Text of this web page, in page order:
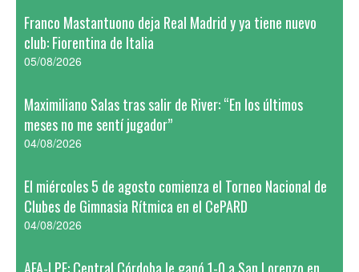
Franco Mastantuono deja Real Madrid y ya tiene nuevo
club: Fiorentina de Italia
05/08/2026
Maximiliano Salas tras salir de River: “En los últimos
meses no me sentí jugador”
04/08/2026
El miércoles 5 de agosto comienza el Torneo Nacional de
Clubes de Gimnasia Rítmica en el CePARD
04/08/2026